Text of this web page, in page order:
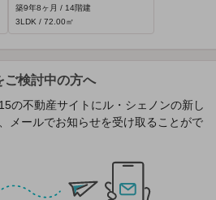
築9年8ヶ月 / 14階建
3LDK / 72.00㎡
ご検討中の方へ
の不動産サイトにル・シェノンの新し
メールでお知らせを受け取ることがで